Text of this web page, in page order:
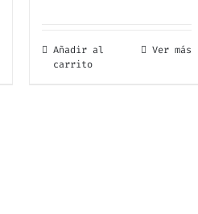
Añadir al
carrito
Ver más